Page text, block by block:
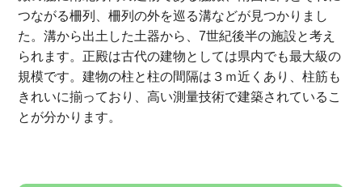
つながる柵列、柵列の外を巡る溝などが見つかりまし
た。溝から出土した土器から、7世紀後半の施設と考え
られます。正殿は古代の建物としては県内でも最大級の
規模です。建物の柱と柱の間隔は３ｍ近くあり、柱筋も
きれいに揃っており、高い測量技術で建築されているこ
とが分かります。